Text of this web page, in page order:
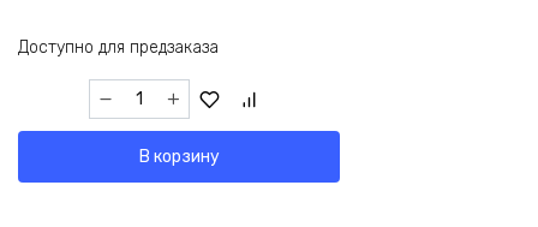
Доступно для предзаказа
Количество
товара
В корзину